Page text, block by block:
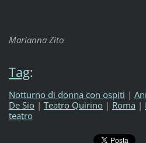
Marianna Zito
Tag:
Notturno di donna con ospiti |
De Sio | Teatro Quirino | Roma |
teatro